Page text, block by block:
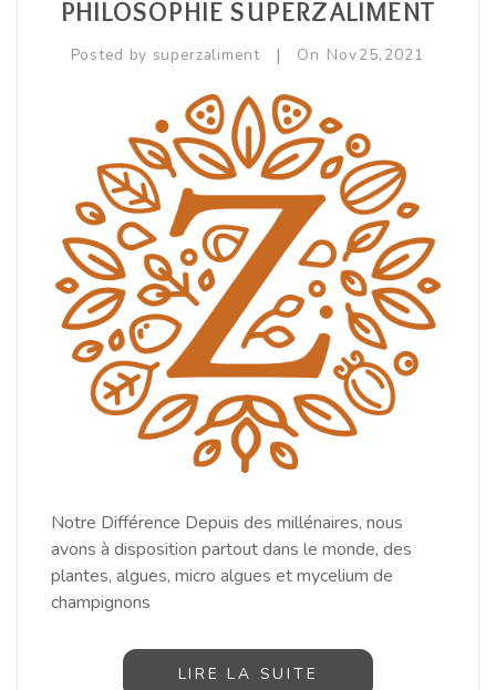
Libido / Tonus Sexuel
Sport / Muscles
Vitamines / Minéraux / Oligoéléments
PHILOSOPHIE SUPERZALIMENT
Posted by superzaliment | On Nov25, 2021
Notre Différence Depuis des millénaires, nous
avons à disposition partout dans le monde, des
plantes, algues, micro algues et mycelium de
champignons
LIRE LA SUITE